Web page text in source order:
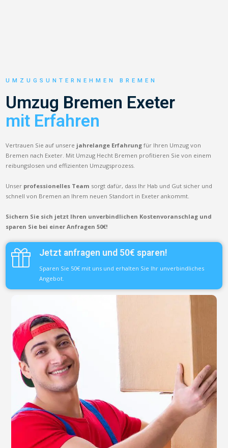
UMZUGSUNTERNEHMEN BREMEN
Umzug Bremen Exeter
mit Erfahren
Vertrauen Sie auf unsere jahrelange Erfahrung für Ihren Umzug von
Bremen nach Exeter. Mit Umzug Hecht Bremen profitieren Sie von einem
reibungslosen und effizienten Umzugsprozess.
Unser professionelles Team sorgt dafür, dass Ihr Hab und Gut sicher und
schnell von Bremen an Ihrem neuen Standort in Exeter ankommt.
Sichern Sie sich jetzt Ihren unverbindlichen Kostenvoranschlag und
sparen Sie bei einer Anfragen 50€!
Jetzt anfragen und 50€ sparen!
Sparen Sie 50€ mit uns und erhalten Sie Ihr unverbindliches
Angebot.